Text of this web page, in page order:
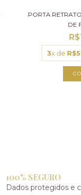
PORTA
DE
3x de
100% SEGURO
Dados protegidos e